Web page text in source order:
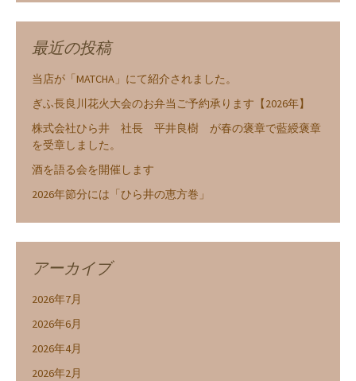
最近の投稿
当店が「MATCHA」にて紹介されました。
ぎふ長良川花火大会のお弁当ご予約承ります【2026年】
株式会社ひら井 社長 平井良樹 が春の褒章で藍綬褒章
を受章しました。
酒を語る会を開催します
2026年節分には「ひら井の恵方巻」
アーカイブ
2026年7月
2026年6月
2026年4月
2026年2月